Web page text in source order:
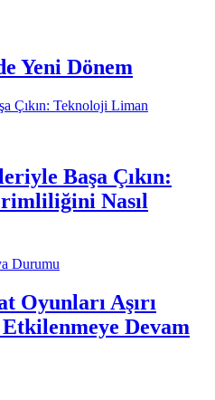
Yeni Dönem
Başa Çıkın:
Nasıl
Durumu
Oyunları Aşırı
Devam